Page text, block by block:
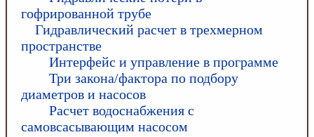
гофрированной трубе
Гидравлический расчет в трехмерном
пространстве
Интерфейс и управление в программе
Три закона/фактора по подбору
диаметров и насосов
Расчет водоснабжения с
самовсасывающим насосом